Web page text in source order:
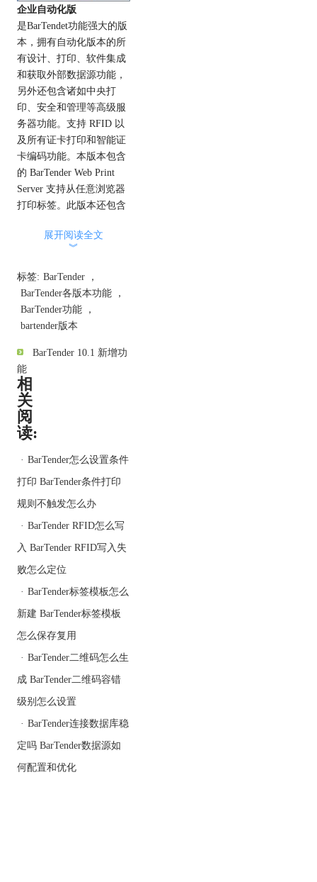
企业自动化版
是BarTendet功能强大的版
本，拥有自动化版本的所
有设计、打印、软件集成
和获取外部数据源功能，
另外还包含诸如中央打
印、安全和管理等高级服
务器功能。支持 RFID 以
及所有证卡打印和智能证
卡编码功能。本版本包含
的 BarTender Web Print
Server 支持从任意浏览器
打印标签。此版本还包含
TCP/IP 触发器、SAP
转换和 XML 脚本。而诸
如 Librarian 等配套应用程
序提供的全面功能则会让
使用更加方便。您还可以
印机内的介质使用情况。
自动化版
包括的功能 - BarTender 所
有强大的设计功能。各种
软件集成工具，例如
ActiveX Automation、企业
的 Commander 实用程序
（用于跨平台集成）。专
业版的所有获取外部数据
IDocs 的支持。对 RFID
标记和标签的支持。所有
证卡打印功能（但仅能对
了 Librarian 之外的所有配
套应用程序，但并非包含
所有功能。仅包含本地数
删除的功能 - 不提供企业
自动化版本（见上）的经
过改进的服务器功能、高
SAP AII）和网络打印功
能。不包含智能证卡编
码。不包含 Librarian。剔
除了部分配套应用程序的
展开阅读全文
︾
标签: BarTender
，
BarTender各版本功能
，
BarTender功能
，
bartender版本
BarTender 10.1 新增功
能
相
关
阅
读:
· BarTender怎么设置条件
打印 BarTender条件打印
规则不触发怎么办
· BarTender RFID怎么写
入 BarTender RFID写入失
败怎么定位
· BarTender标签模板怎么
新建 BarTender标签模板
怎么保存复用
· BarTender二维码怎么生
成 BarTender二维码容错
级别怎么设置
· BarTender连接数据库稳
定吗 BarTender数据源如
何配置和优化